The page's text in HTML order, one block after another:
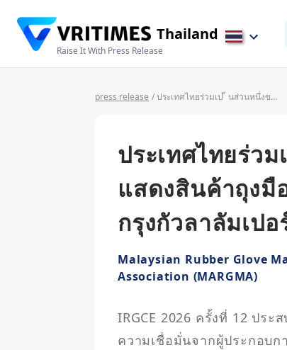
Thailand
Raise It With Press Release
press release / ประเทศไทยร่วมเป ็ นส่วนหนึ่งของมหกรรมแสดงสินค้าถุงมือยางนานาชาติที่ยิ่งใหญ่ที่สุด ในกรุงกัวลาลัมเปอร์
ประเทศไทยร่ว
แสดงสินค้าถุง
กรุงกัวลาลัมเปอ
Malaysian Rubber Glove
Association (MARGMA)
IRGCE 2026 ครั้งที่ 12 ปร
ความเชื่อมั่นจากผู้ประกอบก